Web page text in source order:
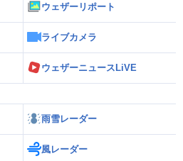
ウェザーリポート
ライブカメラ
ウェザーニュースLiVE
雨雪レーダー
風レーダー